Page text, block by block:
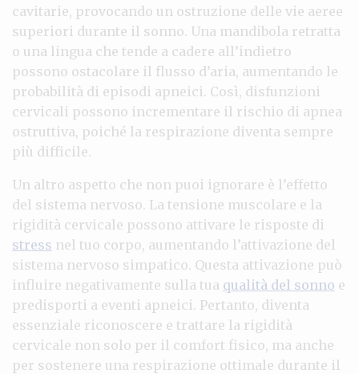
cavitarie, provocando un ostruzione delle vie aeree
superiori durante il sonno. Una mandibola retratta
o una lingua che tende a cadere all’indietro
possono ostacolare il flusso d’aria, aumentando le
probabilità di episodi apneici. Così, disfunzioni
cervicali possono incrementare il rischio di apnea
ostruttiva, poiché la respirazione diventa sempre
più difficile.
Un altro aspetto che non puoi ignorare è l’effetto
del sistema nervoso. La tensione muscolare e la
rigidità cervicale possono attivare le risposte di
stress nel tuo corpo, aumentando l’attivazione del
sistema nervoso simpatico. Questa attivazione può
influire negativamente sulla tua qualità del sonno e
predisporti a eventi apneici. Pertanto, diventa
essenziale riconoscere e trattare la rigidità
cervicale non solo per il comfort fisico, ma anche
per sostenere una respirazione ottimale durante il